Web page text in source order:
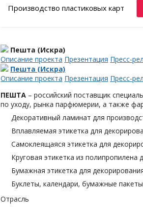
Производство пластиковых карт
Пешта (Искра)
Описание проекта Презентация Пресс-
Пешта (Искра)
Описание проекта Презентация Пресс-
ПЕШТА – российский поставщик
по уходу, рынка парфюмерии, а также
Декоративный ламинат для
Вплавляемая этикетка для
Самоклеящаяся этикетка для
Круговая этикетка из полипропилена
Бумажная этикетка для
Буклеты, календари, бумажные
Отрасль